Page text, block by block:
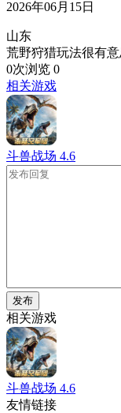
2026年06月15日
山东
荒野狩猎玩法很有
0次浏览 0
相关游戏
斗兽战场 4.6
发布
相关游戏
斗兽战场 4.6
友情链接